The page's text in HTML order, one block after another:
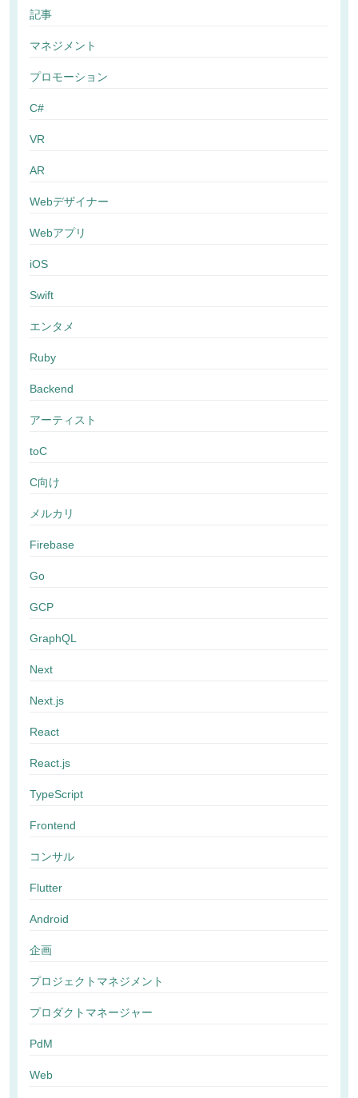
記事
マネジメント
プロモーション
C#
VR
AR
Webデザイナー
Webアプリ
iOS
Swift
エンタメ
Ruby
Backend
アーティスト
toC
C向け
メルカリ
Firebase
Go
GCP
GraphQL
Next
Next.js
React
React.js
TypeScript
Frontend
コンサル
Flutter
Android
企画
プロジェクトマネジメント
プロダクトマネージャー
PdM
Web